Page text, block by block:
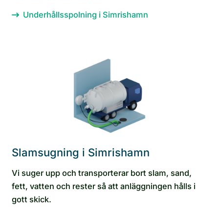
Underhållsspolning i Simrishamn
Slamsugning i Simrishamn
Vi suger upp och transporterar bort slam, sand,
fett, vatten och rester så att anläggningen hålls i
gott skick.